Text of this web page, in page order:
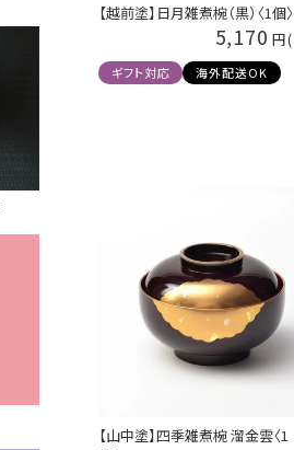
【越前塗】日月雑煮椀（黒）〈1個〉
5,170
ギフト対応 海外配送OK
【山中塗】四季雑煮椀 溜金雲〈1